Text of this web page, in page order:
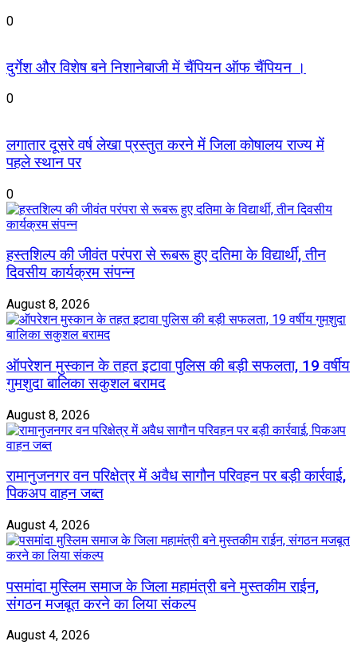
0
दुर्गेश और विशेष बने निशानेबाजी में चैंपियन ऑफ चैंपियन ।
0
लगातार दूसरे वर्ष लेखा प्रस्तुत करने में जिला कोषालय राज्य में
पहले स्थान पर
0
हस्तशिल्प की जीवंत परंपरा से रूबरू हुए दतिमा के विद्यार्थी, तीन
दिवसीय कार्यक्रम संपन्न
August 8, 2026
ऑपरेशन मुस्कान के तहत इटावा पुलिस की बड़ी सफलता, 19 वर्षीय
गुमशुदा बालिका सकुशल बरामद
August 8, 2026
रामानुजनगर वन परिक्षेत्र में अवैध सागौन परिवहन पर बड़ी कार्रवाई,
पिकअप वाहन जब्त
August 4, 2026
पसमांदा मुस्लिम समाज के जिला महामंत्री बने मुस्तकीम राईन,
संगठन मजबूत करने का लिया संकल्प
August 4, 2026